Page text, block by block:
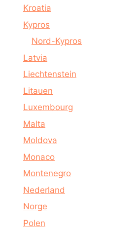
Kroatia
Kypros
Nord-Kypros
Latvia
Liechtenstein
Litauen
Luxembourg
Malta
Moldova
Monaco
Montenegro
Nederland
Norge
Polen